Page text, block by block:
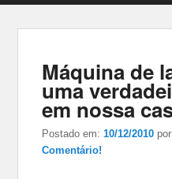
Máquina de
uma
em nossa
Postado em:10/12/2010
Comentário!